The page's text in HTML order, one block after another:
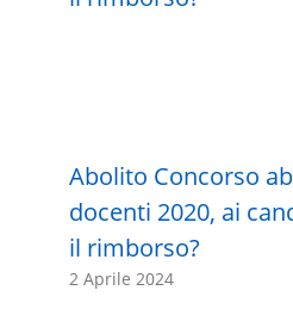
Abolito Concorso
docenti 2020, ai
il rimborso?
2 Aprile 2024